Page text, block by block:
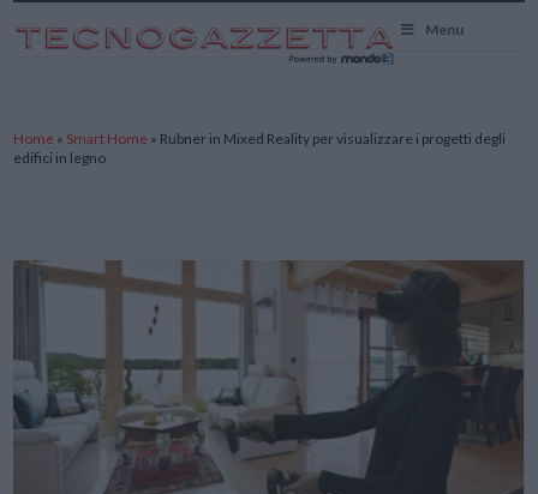
Menu
Home » Smart Home » Rubner in Mixed Reality per visualizzare i progetti degli
edifici in legno